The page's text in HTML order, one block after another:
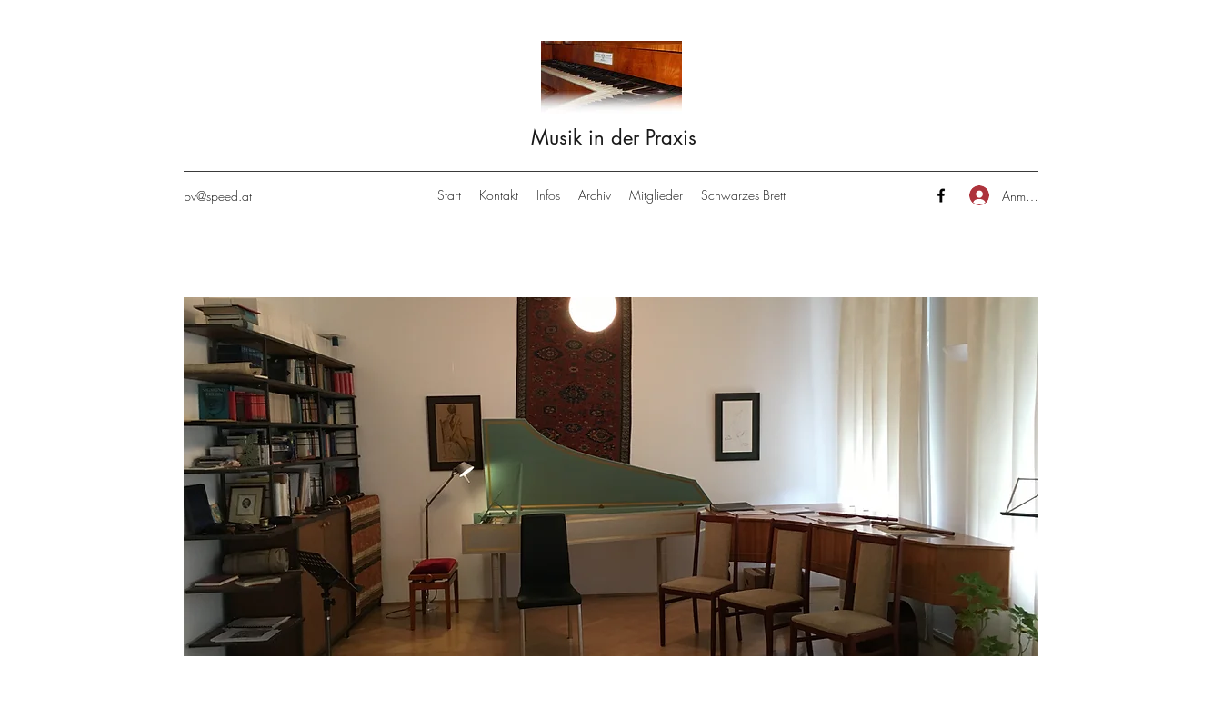
Musik in der Praxis
bv@speed.at Start Kontakt Infos Archiv Mitglieder Schwarzes Brett Anmelden